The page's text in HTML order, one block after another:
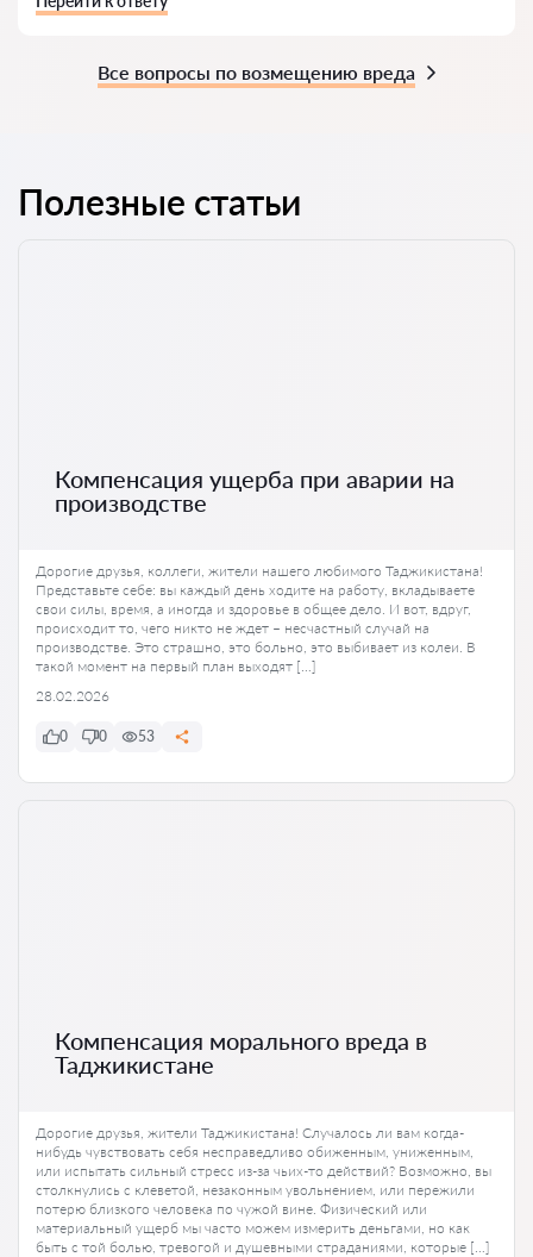
Все вопросы по возмещению вреда
Полезные статьи
Компенсация ущерба при аварии на
производстве
Дорогие друзья, коллеги, жители нашего любимого Таджикистана!
Представьте себе: вы каждый день ходите на работу, вкладываете
свои силы, время, а иногда и здоровье в общее дело. И вот, вдруг,
происходит то, чего никто не ждет – несчастный случай на
производстве. Это страшно, это больно, это выбивает из колеи. В
такой момент на первый план выходят […]
28.02.2026
0 0 53
Компенсация морального вреда в
Таджикистане
Дорогие друзья, жители Таджикистана! Случалось ли вам когда-
нибудь чувствовать себя несправедливо обиженным, униженным,
или испытать сильный стресс из-за чьих-то действий? Возможно, вы
столкнулись с клеветой, незаконным увольнением, или пережили
потерю близкого человека по чужой вине. Физический или
материальный ущерб мы часто можем измерить деньгами, но как
быть с той болью, тревогой и душевными страданиями, которые […]